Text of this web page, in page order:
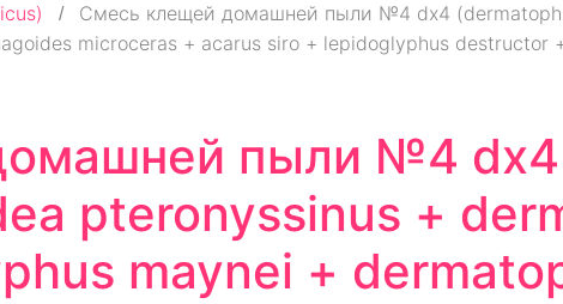
Смесь клещей домашней пыли №4 dx4
microceras + acarus siro + lepidoglyphus destructor
пыли №4 dx4
pteronyssinus +
maynei +